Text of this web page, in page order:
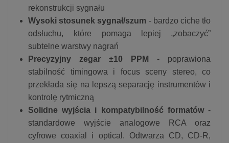
rekonstrukcji sygnału
Wysoki stosunek sygnał/szum - bardzo ciche tło
odsłuchu, które pomaga lepiej „zobaczyć”
subtelne warstwy nagrań
Precyzyjny zegar ±10 PPM
- poprawiona
stabilność timingowa i focus sceny stereo, co
przekłada się na lepszą separację instrumentów i
kontrolę rytmiczną
Solidne wyjścia i kompatybilność formatów-
standardowe wyjście analogowe RCA oraz
cyfrowe coaxial i optical. Odtwarza CD, CD-R,